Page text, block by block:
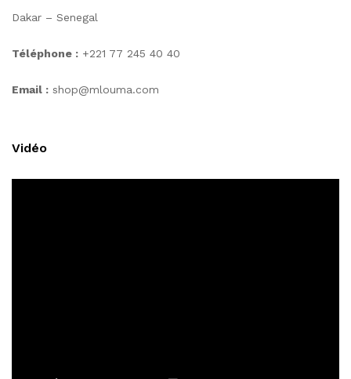
Dakar – Senegal
Téléphone : +221 77 245 40 40
Email : shop@mlouma.com
Vidéo